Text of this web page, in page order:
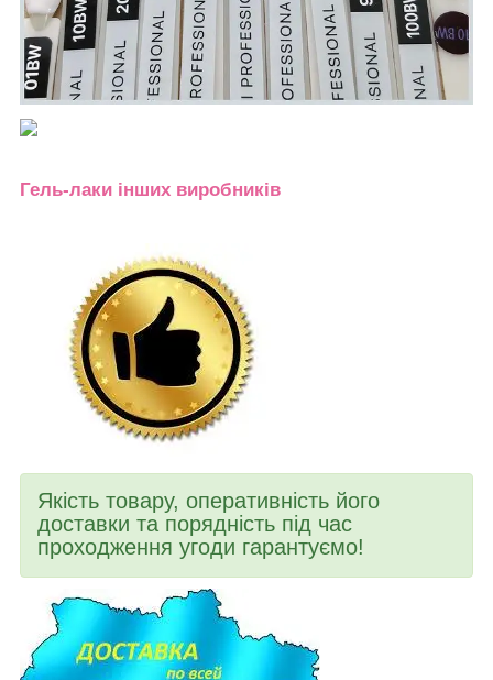
Гель-лаки інших виробників
Якість товару, оперативність його
доставки та порядність під час
проходження угоди гарантуємо!